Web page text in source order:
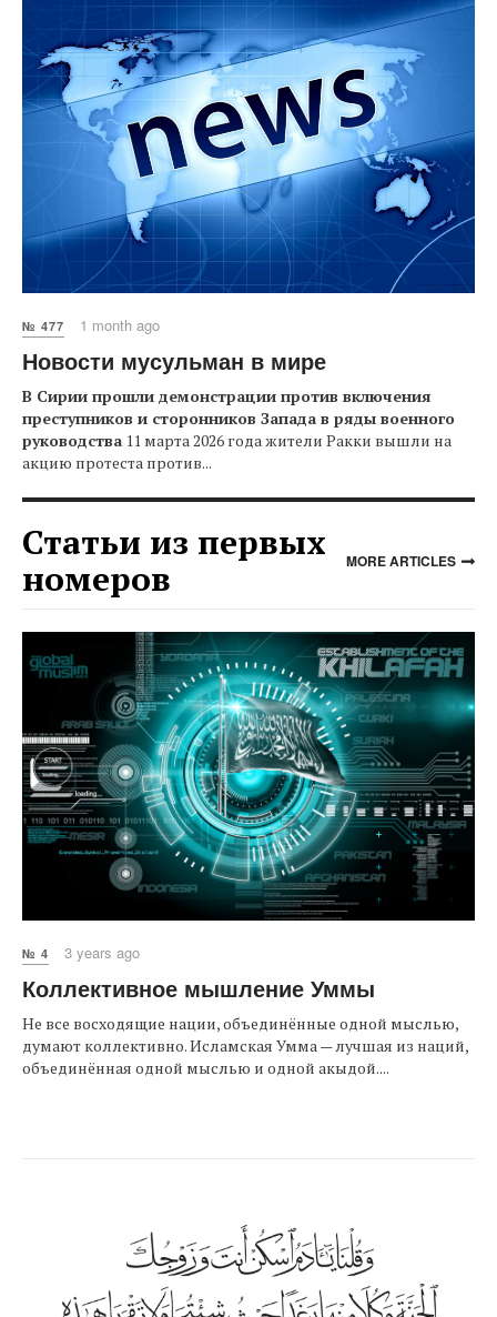
№ 477 1 month ago
Новости мусульман в мире
В Сирии прошли демонстрации против включения
преступников и сторонников Запада в ряды военного
руководства 11 марта 2026 года жители Ракки вышли на
акцию протеста против...
Статьи из первых
номеров
MORE ARTICLES
№ 4 3 years ago
Коллективное мышление Уммы
Не все восходящие нации, объединённые одной мыслью,
думают коллективно. Исламская Умма — лучшая из наций,
объединённая одной мыслью и одной акыдой....